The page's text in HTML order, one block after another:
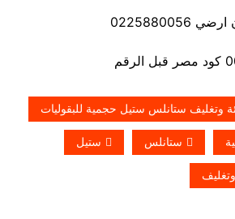
0225880056
الرقم
وتغليف ستانلس ستيل حجمية للبقوليات
ستانلس ستيل
وتغليف